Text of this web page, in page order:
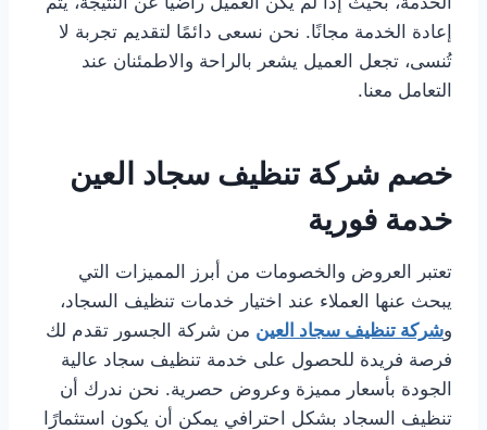
إعادة الخدمة مجانًا. نحن نسعى دائمًا لتقديم تجربة لا
تُنسى، تجعل العميل يشعر بالراحة والاطمئنان عند
التعامل معنا.
خصم شركة تنظيف سجاد العين
خدمة فورية
تعتبر العروض والخصومات من أبرز المميزات التي
يبحث عنها العملاء عند اختيار خدمات تنظيف السجاد،
وشركة تنظيف سجاد العين من شركة الجسور تقدم لك
فرصة فريدة للحصول على خدمة تنظيف سجاد عالية
الجودة بأسعار مميزة وعروض حصرية. نحن ندرك أن
تنظيف السجاد بشكل احترافي يمكن أن يكون استثمارًا